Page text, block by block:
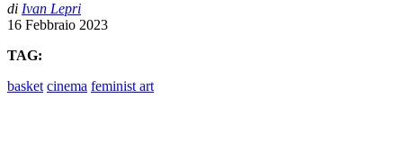
di Ivan Lepri
16 Febbraio 2023
TAG:
basket cinema feminist art